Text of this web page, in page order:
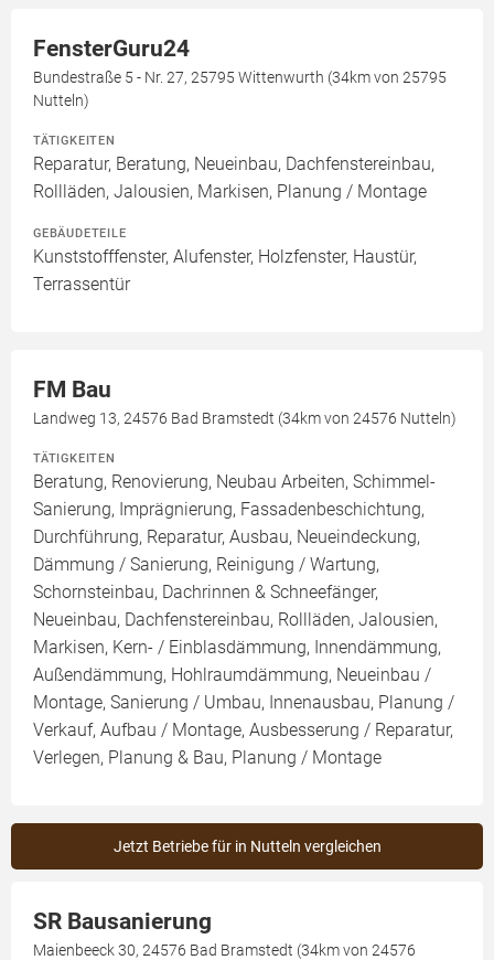
FensterGuru24
Bundestraße 5 - Nr. 27, 25795 Wittenwurth (34km von 25795
Nutteln)
TÄTIGKEITEN
Reparatur, Beratung, Neueinbau, Dachfenstereinbau,
Rollläden, Jalousien, Markisen, Planung / Montage
GEBÄUDETEILE
Kunststofffenster, Alufenster, Holzfenster, Haustür,
Terrassentür
FM Bau
Landweg 13, 24576 Bad Bramstedt (34km von 24576 Nutteln)
TÄTIGKEITEN
Beratung, Renovierung, Neubau Arbeiten, Schimmel-
Sanierung, Imprägnierung, Fassadenbeschichtung,
Durchführung, Reparatur, Ausbau, Neueindeckung,
Dämmung / Sanierung, Reinigung / Wartung,
Schornsteinbau, Dachrinnen & Schneefänger,
Neueinbau, Dachfenstereinbau, Rollläden, Jalousien,
Markisen, Kern- / Einblasdämmung, Innendämmung,
Außendämmung, Hohlraumdämmung, Neueinbau /
Montage, Sanierung / Umbau, Innenausbau, Planung /
Verkauf, Aufbau / Montage, Ausbesserung / Reparatur,
Verlegen, Planung & Bau, Planung / Montage
Jetzt Betriebe für in Nutteln vergleichen
SR Bausanierung
Maienbeeck 30, 24576 Bad Bramstedt (34km von 24576